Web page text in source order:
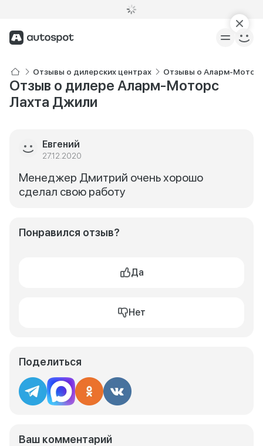
Отзывы о дилерских центрах Отзывы о Аларм-
Отзыв о дилере Аларм-Моторс
Лахта Джили
Евгений
27.12.2020
Менеджер Дмитрий очень хорошо
сделал свою работу
Понравился отзыв?
Да
Нет
Поделиться
Ваш комментарий